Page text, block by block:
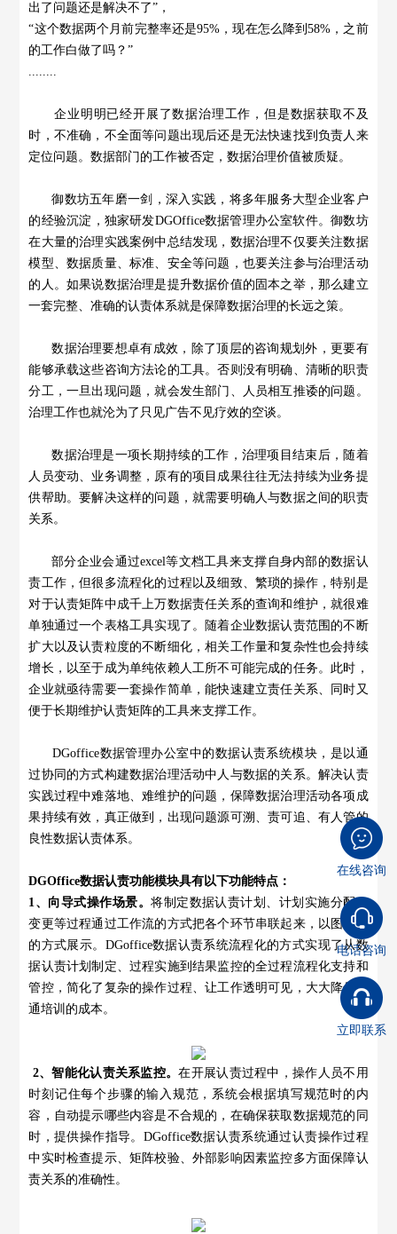
出了问题还是解决不了”，
“这个数据两个月前完整率还是95%，现在怎么降到58%，之前
的工作白做了吗？”
........
企业明明已经开展了数据治理工作，但是数据获取不及
时，不准确，不全面等问题出现后还是无法快速找到负责人来
定位问题。数据部门的工作被否定，数据治理价值被质疑。
御数坊五年磨一剑，深入实践，将多年服务大型企业客户
的经验沉淀，独家研发DGOffice数据管理办公室软件。御数坊
在大量的治理实践案例中总结发现，数据治理不仅要关注数据
模型、数据质量、标准、安全等问题，也要关注参与治理活动
的人。如果说数据治理是提升数据价值的固本之举，那么建立
一套完整、准确的认责体系就是保障数据治理的长远之策。
数据治理要想卓有成效，除了顶层的咨询规划外，更要有
能够承载这些咨询方法论的工具。否则没有明确、清晰的职责
分工，一旦出现问题，就会发生部门、人员相互推诿的问题。
治理工作也就沦为了只见广告不见疗效的空谈。
数据治理是一项长期持续的工作，治理项目结束后，随着
人员变动、业务调整，原有的项目成果往往无法持续为业务提
供帮助。要解决这样的问题，就需要明确人与数据之间的职责
关系。
部分企业会通过excel等文档工具来支撑自身内部的数据认
责工作，但很多流程化的过程以及细致、繁琐的操作，特别是
对于认责矩阵中成千上万数据责任关系的查询和维护，就很难
单独通过一个表格工具实现了。随着企业数据认责范围的不断
扩大以及认责粒度的不断细化，相关工作量和复杂性也会持续
增长，以至于成为单纯依赖人工所不可能完成的任务。此时，
企业就亟待需要一套操作简单，能快速建立责任关系、同时又
便于长期维护认责矩阵的工具来支撑工作。
DGoffice数据管理办公室中的数据认责系统模块，是以通
过协同的方式构建数据治理活动中人与数据的关系。解决认责
实践过程中难落地、难维护的问题，保障数据治理活动各项成
果持续有效，真正做到，出现问题源可溯、责可追、有人管的
良性数据认责体系。
DGOffice数据认责功能模块具有以下功能特点：
1、向导式操作场景。将制定数据认责计划、计划实施分配、
变更等过程通过工作流的方式把各个环节串联起来，以图形化
的方式展示。DGoffice数据认责系统流程化的方式实现了从数
据认责计划制定、过程实施到结果监控的全过程流程化支持和
管控，简化了复杂的操作过程、让工作透明可见，大大降低沟
通培训的成本。
2、智能化认责关系监控。在开展认责过程中，操作人员不用
时刻记住每个步骤的输入规范，系统会根据填写规范时的内
容，自动提示哪些内容是不合规的，在确保获取数据规范的同
时，提供操作指导。DGoffice数据认责系统通过认责操作过程
中实时检查提示、矩阵校验、外部影响因素监控多方面保障认
责关系的准确性。
在线咨询
电话咨询
立即联系